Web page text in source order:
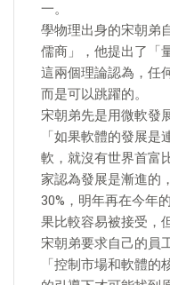
一。
學物理出身的宋朝弟
儒商」，他提出了「
這兩個理論認為，任
而是可以跳躍的。
宋朝弟先是用微軟發
「如果軟體的發展
軟，就沒有世界首富
家認為發展是漸進的
30%，明年再在今年
果比較容易被接受，
宋朝弟要求自己的員
「控制市場和軟體